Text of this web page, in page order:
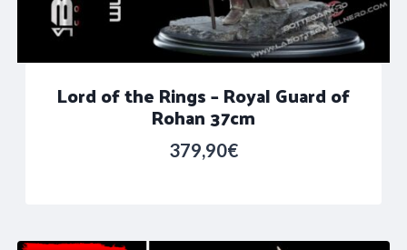
Lord of the Rings – Royal Guard of
Rohan 37cm
379,90€